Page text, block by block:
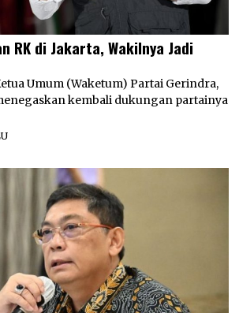
RK di Jakarta, Wakilnya Jadi
Umum (Waketum) Partai Gerindra,
kembali dukungan partainya